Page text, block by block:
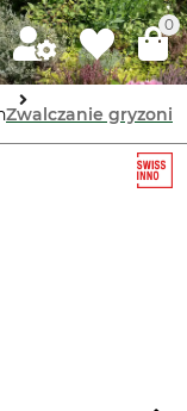
0
Zwalczanie gryzoni